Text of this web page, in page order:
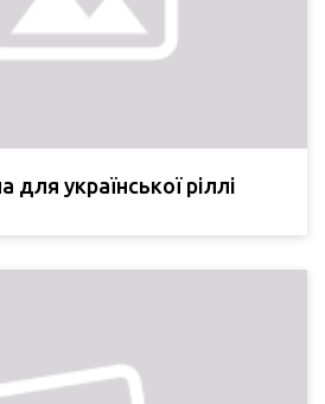
української ріллі